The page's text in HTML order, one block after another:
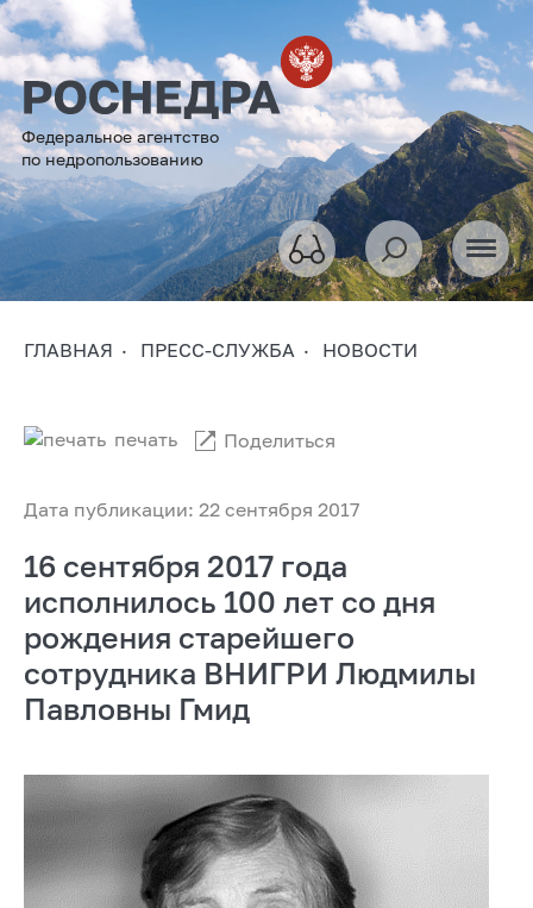
Федеральное агентство
по недропользованию
ГЛАВНАЯ ПРЕСС-СЛУЖБА НОВОСТИ
Дата публикации: 22 сентября 2017
печать Поделиться
16 сентября 2017 года
исполнилось 100 лет со дня
рождения старейшего
сотрудника ВНИГРИ Людмилы
Павловны Гмид